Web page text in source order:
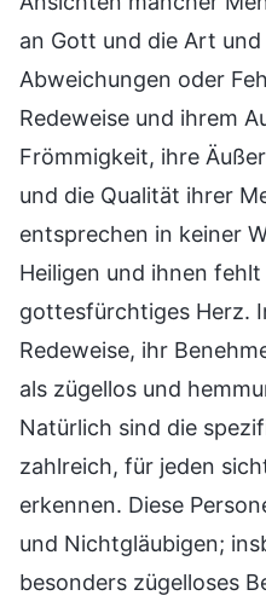
an Gott und die Art
Abweichungen oder
Redeweise und ihrem
Frömmigkeit, ihre
und die Qualität ihrer
entsprechen in keiner
Heiligen und ihnen
gottesfürchtiges Herz.
Redeweise, ihr
als zügellos und
Natürlich sind die
zahlreich, für jeden
erkennen. Diese
und Nichtgläubigen;
besonders zügelloses